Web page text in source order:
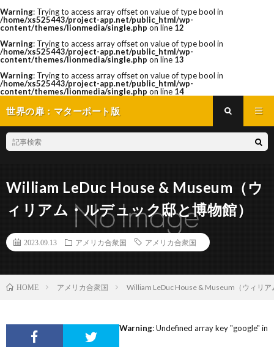
Warning: Trying to access array offset on value of type bool in
/home/xs525443/project-app.net/public_html/wp-
content/themes/lionmedia/single.php on line 12
Warning: Trying to access array offset on value of type bool in
/home/xs525443/project-app.net/public_html/wp-
content/themes/lionmedia/single.php on line 13
Warning: Trying to access array offset on value of type bool in
/home/xs525443/project-app.net/public_html/wp-
content/themes/lionmedia/single.php on line 14
世界の扉：マターポート版
William LeDuc House & Museum（ウ
ィリアム・ルデュック邸と博物館）
2023.09.13 アメリカ合衆国 アメリカ合衆国
HOME アメリカ合衆国 William LeDuc House & Museum（ウィリ
Warning: Undefined array key "google" in